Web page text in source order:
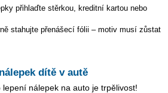
přihlaďte stěrkou, kreditní kartou nebo
stahujte přenášecí fólii – motiv musí zůstat
dítě v autě
nálepek na auto je trpělivost!